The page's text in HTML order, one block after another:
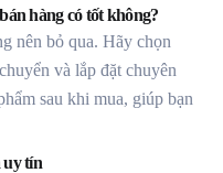
hàng có tốt không?
nên bỏ qua. Hãy chọn
và lắp đặt chuyên
sau khi mua, giúp bạn
uy tín